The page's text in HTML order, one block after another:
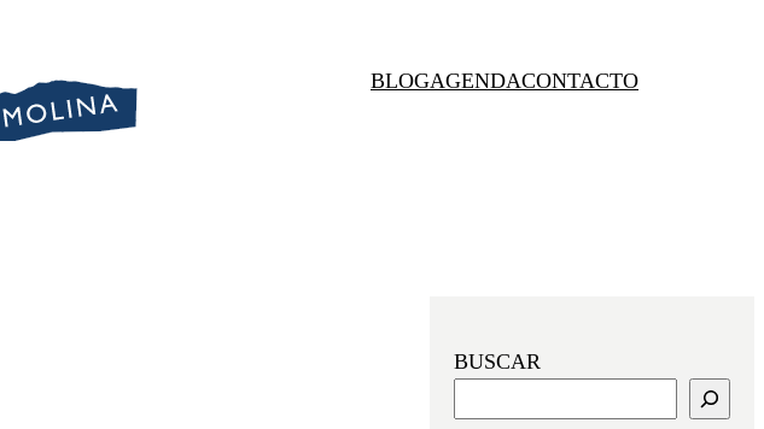
BLOGAGENDACONTACTO
BUSCAR